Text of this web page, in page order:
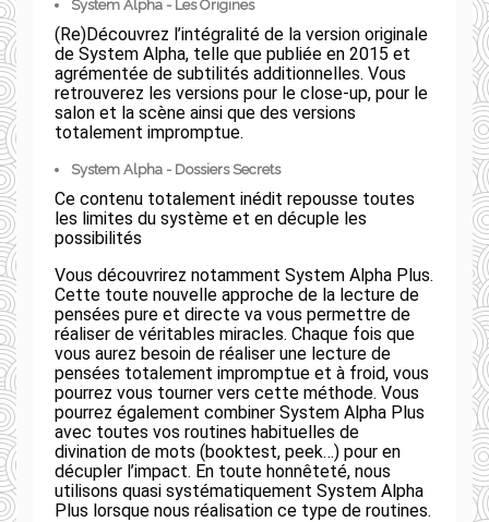
System Alpha - Les Origines
(Re)Découvrez l’intégralité de la version originale
de System Alpha, telle que publiée en 2015 et
agrémentée de subtilités additionnelles. Vous
retrouverez les versions pour le close-up, pour le
salon et la scène ainsi que des versions
totalement impromptue.
System Alpha - Dossiers Secrets
Ce contenu totalement inédit repousse toutes
les limites du système et en décuple les
possibilités
Vous découvrirez notamment System Alpha Plus.
Cette toute nouvelle approche de la lecture de
pensées pure et directe va vous permettre de
réaliser de véritables miracles. Chaque fois que
vous aurez besoin de réaliser une lecture de
pensées totalement impromptue et à froid, vous
pourrez vous tourner vers cette méthode. Vous
pourrez également combiner System Alpha Plus
avec toutes vos routines habituelles de
divination de mots (booktest, peek…) pour en
décupler l’impact. En toute honnêteté, nous
utilisons quasi systématiquement System Alpha
Plus lorsque nous réalisation ce type de routines.